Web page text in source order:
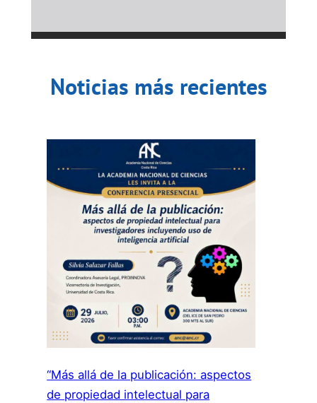
Noticias más recientes
“Más allá de la publicación: aspectos
de propiedad intelectual para